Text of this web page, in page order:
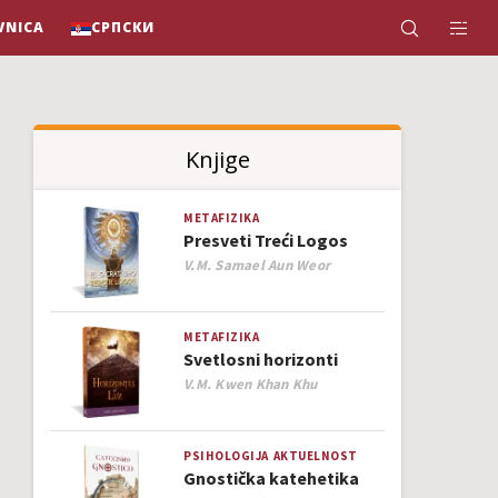
СРПСКИ
Knjige
METAFIZIKA
Presveti Treći Logos
Author
V.M. Samael Aun Weor
METAFIZIKA
Svetlosni horizonti
Author
V.M. Kwen Khan Khu
PSIHOLOGIJA AKTUELNOST
Gnostička katehetika